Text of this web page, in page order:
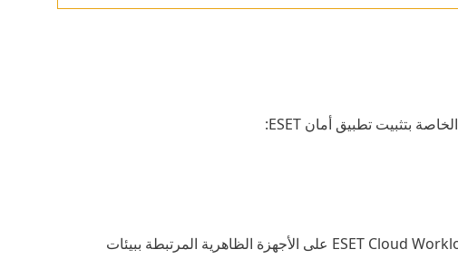
افتراضياً، يتم تعطيل النشر التلقائي. يمكنك تحديد كيفية عمل ESET Cloud Workload Protection على الأجهزة الظاهرية المرتبطة ببيئات